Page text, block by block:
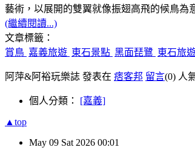
藝術，以展開的雙翼就像振翅高飛的候鳥為
(繼續閱讀...)
文章標籤：
賞鳥 嘉義旅遊 東石景點 黑面琵鷺 東石旅
阿萍&阿裕玩樂誌 發表在 痞客邦 留言(0) 人
個人分類： [嘉義]
▲top
May 09 Sat 2026 00:01